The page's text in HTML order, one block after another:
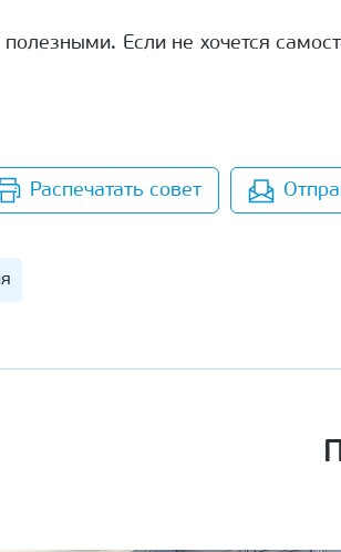
Если не хочется
Распечатать совет